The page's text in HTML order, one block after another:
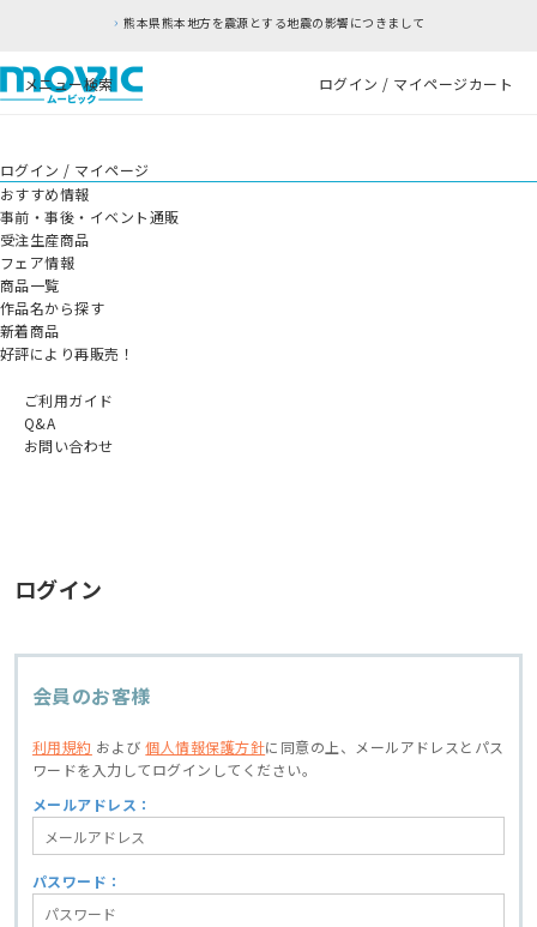
熊本県熊本地方を震源とする地震の影響につきまして
メニュー検索 ログイン / マイページカート
ログイン / マイページ
おすすめ情報
事前・事後・イベント通販
受注生産商品
フェア情報
商品一覧
作品名から探す
新着商品
好評により再販売！
ご利用ガイド
Q&A
お問い合わせ
ログイン
会員のお客様
利用規約 および個人情報保護方針に同意の上、
メールアドレスとパス
ワードを入力してログインしてください。
メールアドレス：
パスワード：